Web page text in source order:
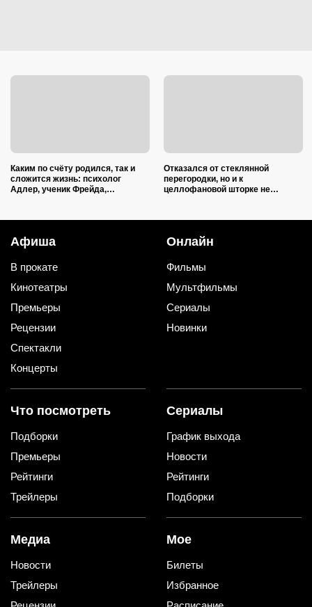
Каким по счёту родился, так и
сложится жизнь: психолог
Адлер, ученик Фрейда,
Отказался от стеклянной
перегородки, но и к
целлофановой шторке не
Афиша
В прокате
Кинотеатры
Премьеры
Рецензии
Спектакли
Концерты
Онлайн
Фильмы
Мультфильмы
Сериалы
Новинки
Что посмотреть
Подборки
Премьеры
Рейтинги
Трейлеры
Сериалы
График выхода
Новости
Рейтинги
Подборки
Медиа
Новости
Трейлеры
Мое
Билеты
Избранное